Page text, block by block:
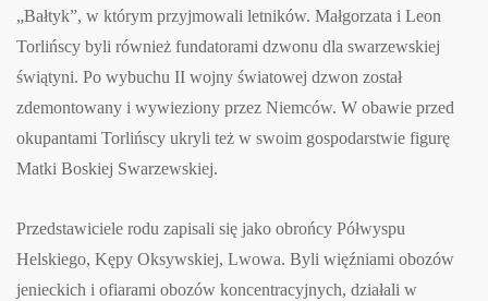
„Bałtyk”, w którym przyjmowali letników. Małgorzata i Leon
Torlińscy byli również fundatorami dzwonu dla swarzewskiej
świątyni. Po wybuchu II wojny światowej dzwon został
zdemontowany i wywieziony przez Niemców. W obawie przed
okupantami Torlińscy ukryli też w swoim gospodarstwie figurę
Matki Boskiej Swarzewskiej.
Przedstawiciele rodu zapisali się jako obrońcy Półwyspu
Helskiego, Kępy Oksywskiej, Lwowa. Byli więźniami obozów
jenieckich i ofiarami obozów koncentracyjnych, działali w